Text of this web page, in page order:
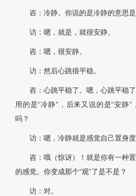
咨：冷静。你说的是冷静的意思是
访：嗯，就是，就很安静。
咨：嗯，很安静。
访：然后心跳很平稳。
咨：心跳平稳了。嗯，心跳平稳
用的是“冷静”，后来又说的是“安静
吗？
访：嗯，冷静就是感觉自己置身
咨：哦（惊讶）！就是你有一种
的感觉。你变成那个“观”了是不是？
访：对。